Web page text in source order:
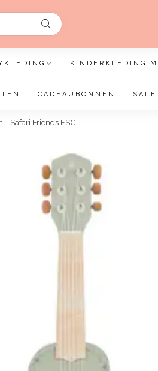
KINDERKLEDING
CADEAUBONNEN SALE
- Safari Friends FSC